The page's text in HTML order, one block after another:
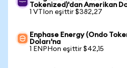
Tokenized)'dan Amerikan
1 VTIon eşittir $382,27
Enphase Energy (Ondo
Doları'na
1 ENPHon eşittir $42,15